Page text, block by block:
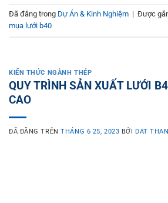
Đã đăng trong Dự Án & Kinh Nghiệm | Được
mua lưới b40
KIẾN THỨC NGÀNH THÉP
QUY TRÌNH SẢN XUẤT LƯỚI
CAO
ĐÃ ĐĂNG TRÊNTHÁNG 6 25, 2023 BỞI DAT